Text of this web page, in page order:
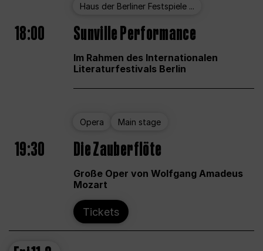
Haus der Berliner Festspiele ...
18:00 Sunville Performance
Im Rahmen des Internationalen
Literaturfestivals Berlin
Opera Main stage
19:30 Die Zauberflöte
Große Oper von Wolfgang Amadeus
Mozart
Tickets